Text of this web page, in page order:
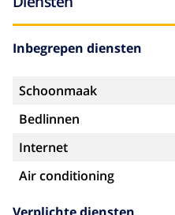
Inbegrepen diensten
Schoonmaak
Bedlinnen
Internet
Air conditioning